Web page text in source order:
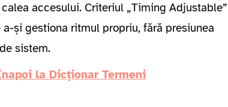
accesului. Criteriul „Timing Adjustable”
și gestiona ritmul propriu, fără presiunea
sistem.
la Dicționar Termeni